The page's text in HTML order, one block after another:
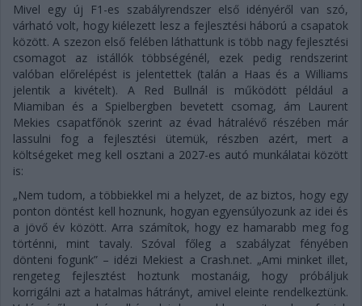
Mivel egy új F1-es szabályrendszer első idényéről van szó,
várható volt, hogy kiélezett lesz a fejlesztési háború a csapatok
között. A szezon első felében láthattunk is több nagy fejlesztési
csomagot az istállók többségénél, ezek pedig rendszerint
valóban előrelépést is jelentettek (talán a Haas és a Williams
jelentik a kivételt). A Red Bullnál is működött például a
Miamiban és a Spielbergben bevetett csomag, ám Laurent
Mekies csapatfőnök szerint az évad hátralévő részében már
lassulni fog a fejlesztési ütemük, részben azért, mert a
költségeket meg kell osztani a 2027-es autó munkálatai között
is:
„Nem tudom, a többiekkel mi a helyzet, de az biztos, hogy egy
ponton döntést kell hoznunk, hogyan egyensúlyozunk az idei és
a jövő év között. Arra számítok, hogy ez hamarabb meg fog
történni, mint tavaly. Szóval főleg a szabályzat fényében
dönteni fogunk” – idézi Mekiest a Crash.net. „Ami minket illet,
rengeteg fejlesztést hoztunk mostanáig, hogy próbáljuk
korrigálni azt a hatalmas hátrányt, amivel eleinte rendelkeztünk.